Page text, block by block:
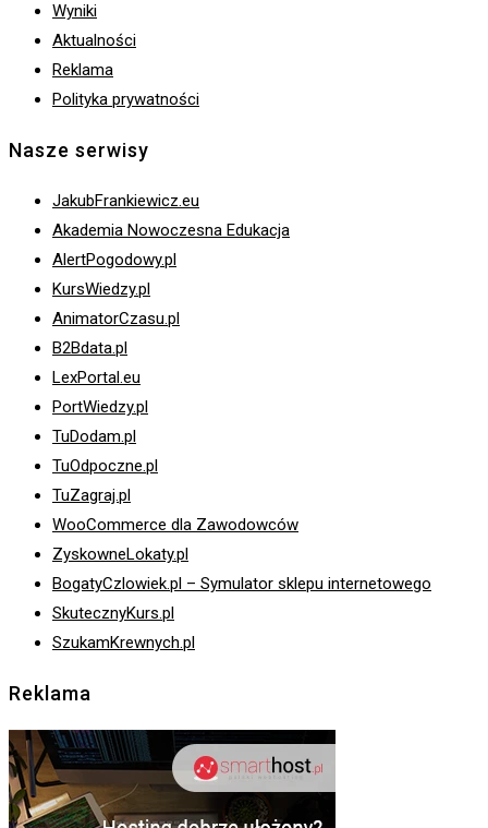
Wyniki
Aktualności
Reklama
Polityka prywatności
Nasze serwisy
JakubFrankiewicz.eu
Akademia Nowoczesna Edukacja
AlertPogodowy.pl
KursWiedzy.pl
AnimatorCzasu.pl
B2Bdata.pl
LexPortal.eu
PortWiedzy.pl
TuDodam.pl
TuOdpoczne.pl
TuZagraj.pl
WooCommerce dla Zawodowców
ZyskowneLokaty.pl
BogatyCzlowiek.pl – Symulator sklepu internetowego
SkutecznyKurs.pl
SzukamKrewnych.pl
Reklama